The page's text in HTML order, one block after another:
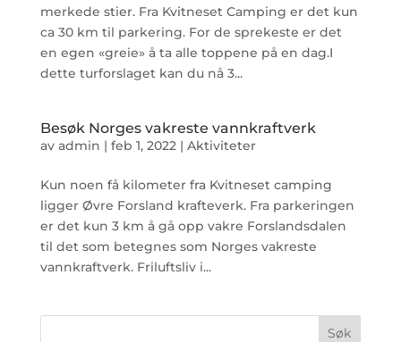
merkede stier. Fra Kvitneset Camping er det kun
ca 30 km til parkering. For de sprekeste er det
en egen «greie» å ta alle toppene på en dag.I
dette turforslaget kan du nå 3...
Besøk Norges vakreste vannkraftverk
av admin | feb 1, 2022 | Aktiviteter
Kun noen få kilometer fra Kvitneset camping
ligger Øvre Forsland krafteverk. Fra parkeringen
er det kun 3 km å gå opp vakre Forslandsdalen
til det som betegnes som Norges vakreste
vannkraftverk. Friluftsliv i...
Søk